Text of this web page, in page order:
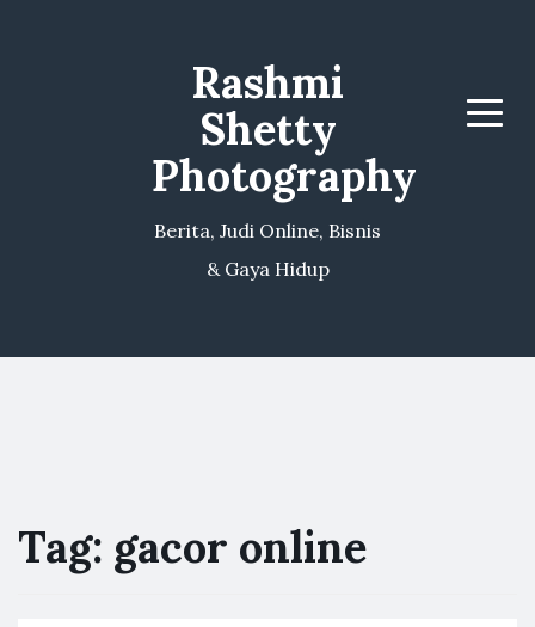
Rashmi
Shetty
Photography
Berita, Judi Online, Bisnis
& Gaya Hidup
Menu
Tag: gacor online